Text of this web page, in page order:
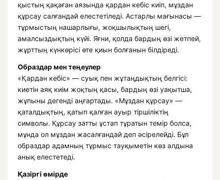
қыстың қақаған аязында қардан кебіс киіп, мұздан
құрсау салғандай елестетіледі. Астарлы мағынасы —
тұрмыстың нашарлығы, жоқшылықтың шегі,
амалсыздықтың күйі. Яғни, қолда бардың өзі жетпей,
жұрттың күнкөрісі өте қиын болғанын білдіреді.
Образдар мен теңеулер
«Қардан кебіс» — суық пен жұтаңдықтың белгісі:
киетін аяқ киім жоқтың қасы, бардың өзі уақытша,
жұпыны дегенді аңғартады. «Мұздан құрсау» —
қаталдықтың, қатып қалған ауыр тіршіліктің
символы. Құрсау затты ұстап тұратын темір болса,
мұнда ол мұздан жасалғандай деп әсірелейді. Бұл
образдар адамның тұрмыс тауқыметін көз алдына
анық елестетеді.
Қазіргі өмірде